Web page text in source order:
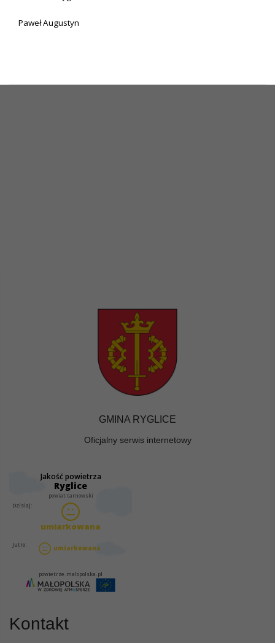
Paweł Augustyn
GMINA RYGLICE
Oficjalny serwis internetowy
Kontakt